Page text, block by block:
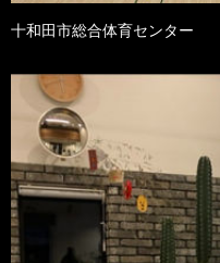
十和田市総合体育センター